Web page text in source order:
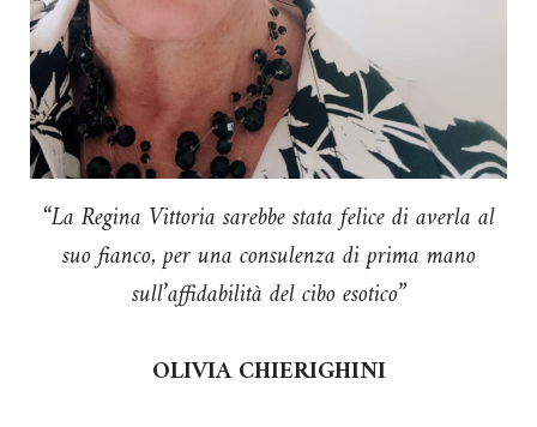
“La Regina Vittoria sarebbe stata felice di averla al
suo fianco, per una consulenza di prima mano
sull’affidabilità del cibo esotico”
OLIVIA CHIERIGHINI